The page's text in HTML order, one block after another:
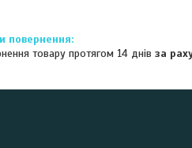
товару протягом 14 днівза